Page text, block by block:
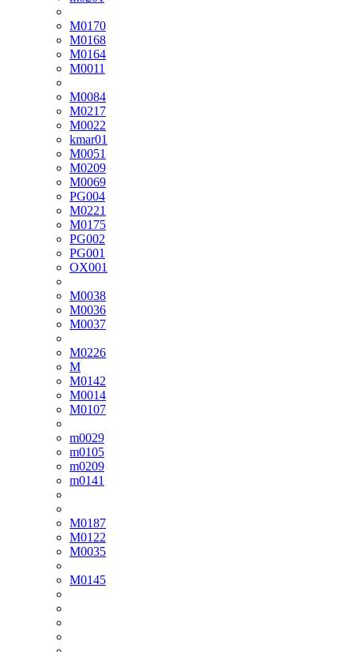
M0170
M0168
M0164
M0011
M0084
M0217
M0022
kmar01
M0051
M0209
M0069
PG004
M0221
M0175
PG002
PG001
OX001
M0038
M0036
M0037
M0226
M
M0142
M0014
M0107
m0029
m0105
m0209
m0141
M0187
M0122
M0035
M0145